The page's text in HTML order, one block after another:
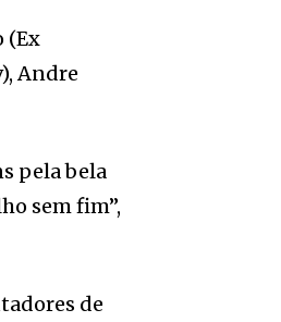
(Ex
Andre
pela bela
sem fim”,
de